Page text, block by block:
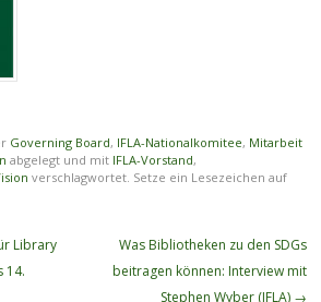
Governing Board, IFLA-Nationalkomitee, Mitarbeit
abgelegt und mit IFLA-Vorstand,
verschlagwortet. Setze ein Lesezeichen auf
Library
14.
Was Bibliotheken zu den SDGs
beitragen können: Interview mit
Stephen Wyber (IFLA) →